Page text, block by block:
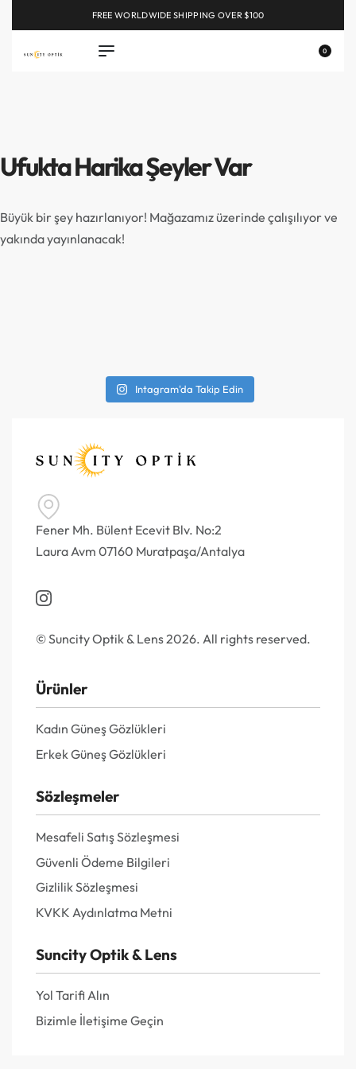
FREE WORLDWIDE SHIPPING OVER $100
0
Ufukta Harika Şeyler Var
Büyük bir şey hazırlanıyor! Mağazamız üzerinde çalışılıyor ve
yakında yayınlanacak!
Intagram'da Takip Edin
Fener Mh. Bülent Ecevit Blv. No:2
Laura Avm 07160 Muratpaşa/Antalya
© Suncity Optik & Lens 2026. All rights reserved.
Ürünler
Kadın Güneş Gözlükleri
Erkek Güneş Gözlükleri
Sözleşmeler
Mesafeli Satış Sözleşmesi
Güvenli Ödeme Bilgileri
Gizlilik Sözleşmesi
KVKK Aydınlatma Metni
Suncity Optik & Lens
Yol Tarifi Alın
Bizimle İletişime Geçin